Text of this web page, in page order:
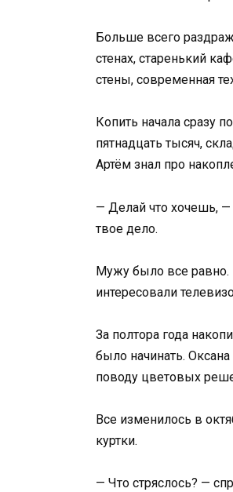
Больше всего
стенах, старенький
стены, современная
Копить начала сразу
пятнадцать тысяч,
Артём знал про
— Делай что хочешь, —
твое дело.
Мужу было все равно.
интересовали
За полтора года
было начинать.
поводу цветовых
Все изменилось в
куртки.
— Что стряслось? —